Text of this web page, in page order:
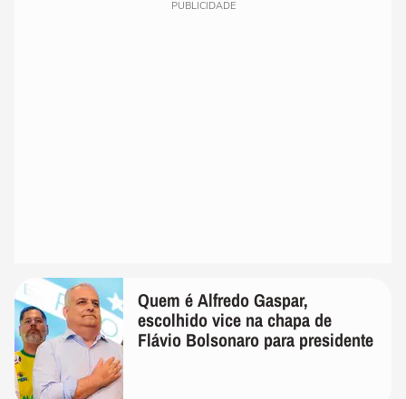
PUBLICIDADE
Quem é Alfredo Gaspar,
escolhido vice na chapa de
Flávio Bolsonaro para presidente